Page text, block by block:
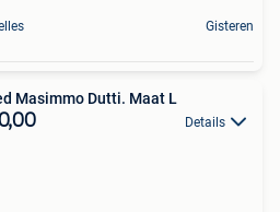
Gisteren
Masimmo Dutti. Maat L
Details